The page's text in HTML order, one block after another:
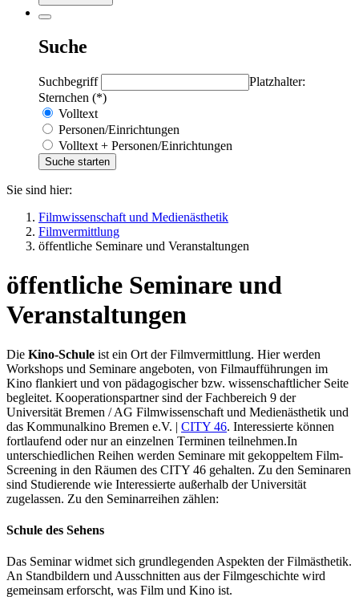
Suche
Suchbegriff
Platzhalter:
Sternchen (*)
Volltext
Personen/Einrichtungen
Volltext + Personen/Einrichtungen
Sie sind hier:
Filmwissenschaft und Medienästhetik
Filmvermittlung
öffentliche Seminare und Veranstaltungen
öffentliche Seminare und
Veranstaltungen
Die Kino-Schule ist ein Ort der Filmvermittlung. Hier werden
Workshops und Seminare angeboten, von Filmaufführungen im
Kino flankiert und von pädagogischer bzw. wissenschaftlicher Seite
begleitet. Kooperationspartner sind der Fachbereich 9 der
Universität Bremen / AG Filmwissenschaft und Medienästhetik und
das Kommunalkino Bremen e.V. | CITY 46. Interessierte können
fortlaufend oder nur an einzelnen Terminen teilnehmen.In
unterschiedlichen Reihen werden Seminare mit gekoppeltem Film-
Screening in den Räumen des CITY 46 gehalten. Zu den Seminaren
sind Studierende wie Interessierte außerhalb der Universität
zugelassen. Zu den Seminarreihen zählen:
Schule des Sehens
Das Seminar widmet sich grundlegenden Aspekten der Filmästhetik.
An Standbildern und Ausschnitten aus der Filmgeschichte wird
gemeinsam erforscht, was Film und Kino ist.